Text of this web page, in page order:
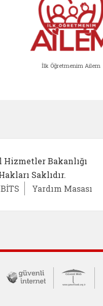
İlk Öğretmenim Ailem
Hizmetler Bakanlığı
Saklıdır.
BİTS Yardım Masası
İletişim Merkezi
Güvende (yeni
Güvenli